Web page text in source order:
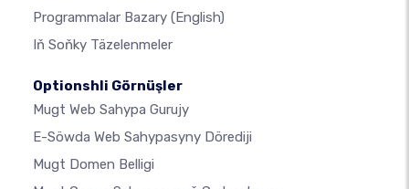
Programmalar Bazary (English)
Iň Soňky Täzelenmeler
Optionshli Görnüşler
Mugt Web Sahypa Gurujy
E-Söwda Web Sahypasyny Dörediji
Mugt Domen Belligi